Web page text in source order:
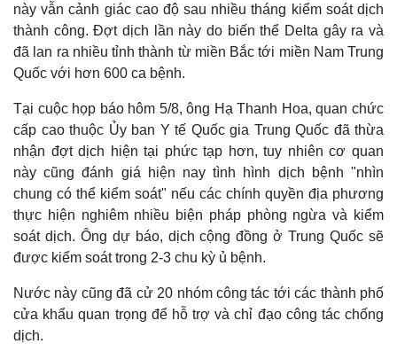
Thế giới
Cuộc sống đó đây
Hồ sơ
Ảnh
E-Magazine
Infographic
này vẫn cảnh giác cao độ sau nhiều tháng kiểm soát dịch
thành công. Đợt dịch lần này do biến thể Delta gây ra và
đã lan ra nhiều tỉnh thành từ miền Bắc tới miền Nam Trung
Quốc với hơn 600 ca bệnh.
Tại cuộc họp báo hôm 5/8, ông Hạ Thanh Hoa, quan chức
cấp cao thuộc Ủy ban Y tế Quốc gia Trung Quốc đã thừa
nhận đợt dịch hiện tại phức tạp hơn, tuy nhiên cơ quan
này cũng đánh giá hiện nay tình hình dịch bệnh "nhìn
chung có thể kiểm soát" nếu các chính quyền địa phương
thực hiện nghiêm nhiều biện pháp phòng ngừa và kiểm
soát dịch. Ông dự báo, dịch cộng đồng ở Trung Quốc sẽ
được kiểm soát trong 2-3 chu kỳ ủ bệnh.
Nước này cũng đã cử 20 nhóm công tác tới các thành phố
cửa khẩu quan trọng để hỗ trợ và chỉ đạo công tác chống
dịch.